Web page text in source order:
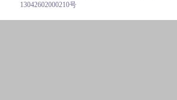
13042602000210号